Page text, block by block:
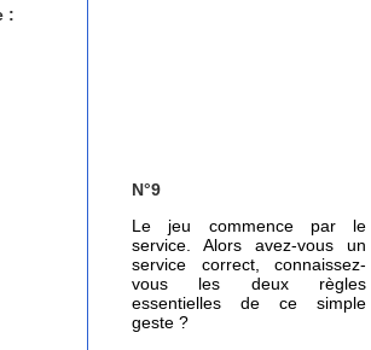
N°9
Le jeu commence par le
service. Alors avez-vous un
service correct, connaissez-
vous les deux règles
essentielles de ce simple
geste ?
: